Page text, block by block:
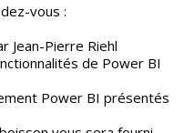
vous :
Jean-Pierre Riehl
de Power BI
Power BI présentés